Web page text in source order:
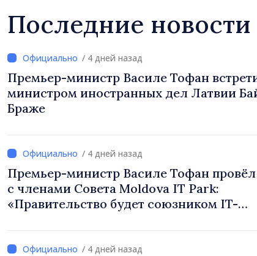
Последние новости
/ 4 дней назад
Премьер-министр Василе Тофан
министром иностранных дел Латвии
Браже
/ 4 дней назад
Премьер-министр Василе Тофан провёл
с членами Совета Moldova IT Park:
«Правительство будет союзником IT-
/ 4 дней назад